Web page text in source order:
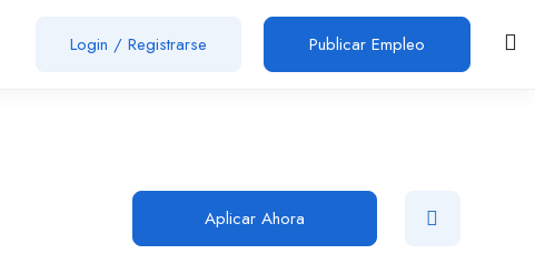
Login / Registrarse Publicar Empleo
Aplicar Ahora